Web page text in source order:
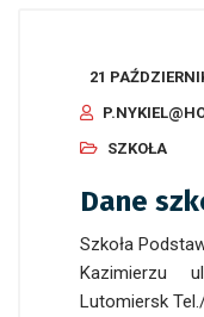
21
SZKOŁA
Dane
Szkoła
Kazimierzu ul.
Lutomiersk